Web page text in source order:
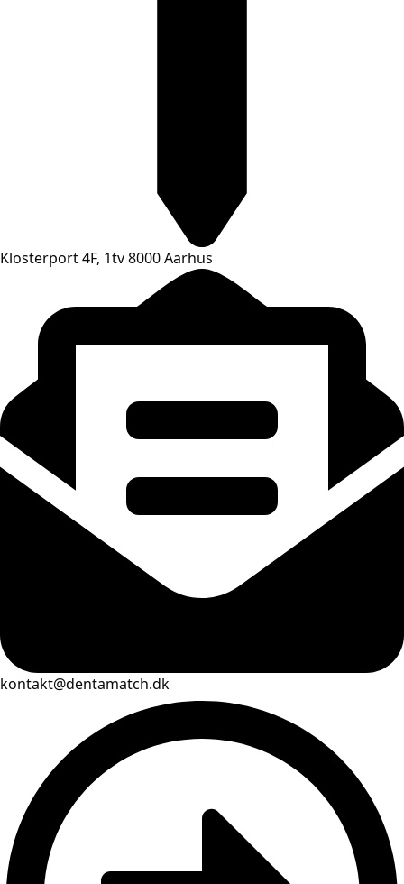
Klosterport 4F, 1tv 8000 Aarhus
kontakt@dentamatch.dk